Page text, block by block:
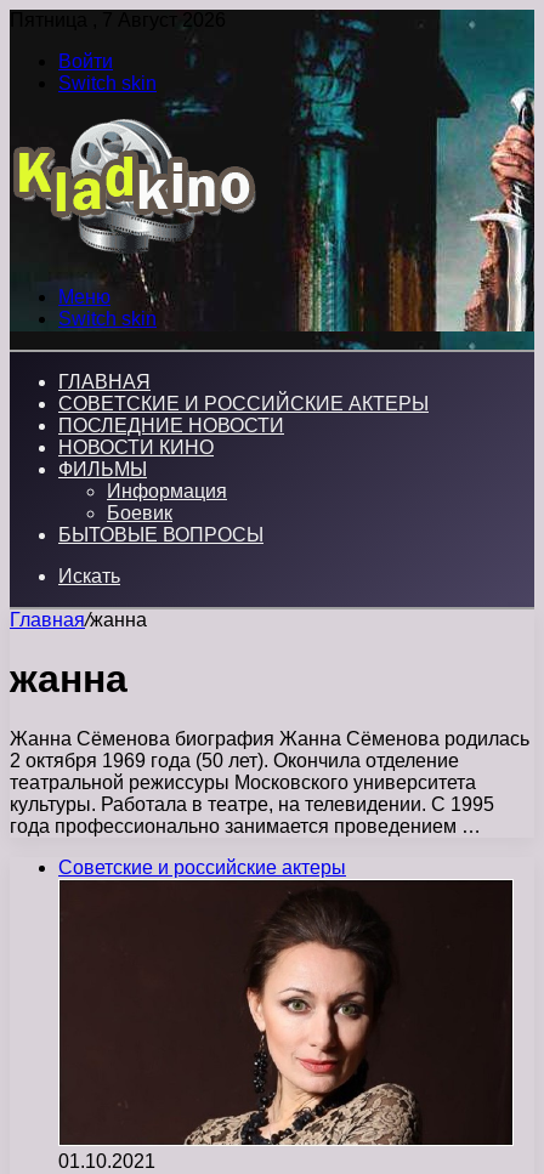
Пятница , 7 Август 2026
Войти
Switch skin
Меню
Switch skin
ГЛАВНАЯ
СОВЕТСКИЕ И РОССИЙСКИЕ АКТЕРЫ
ПОСЛЕДНИЕ НОВОСТИ
НОВОСТИ КИНО
ФИЛЬМЫ
Информация
Боевик
БЫТОВЫЕ ВОПРОСЫ
Искать
Главная/жанна
жанна
Жанна Сёменова биография Жанна Сёменова родилась
2 октября 1969 года (50 лет). Окончила отделение
театральной режиссуры Московского университета
культуры. Работала в театре, на телевидении. С 1995
года профессионально занимается проведением …
Советские и российские актеры
01.10.2021